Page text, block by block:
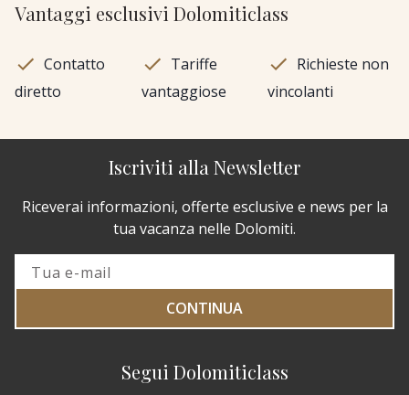
Vantaggi esclusivi Dolomiticlass
Contatto
diretto
Tariffe
vantaggiose
Richieste non
vincolanti
Segui Dolomiticlass
Iscriviti alla Newsletter
Riceverai informazioni, offerte esclusive e news per la
tua vacanza nelle Dolomiti.
CONTINUA